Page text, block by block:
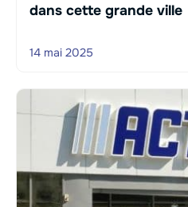
dans cette grande ville
14 mai 2025